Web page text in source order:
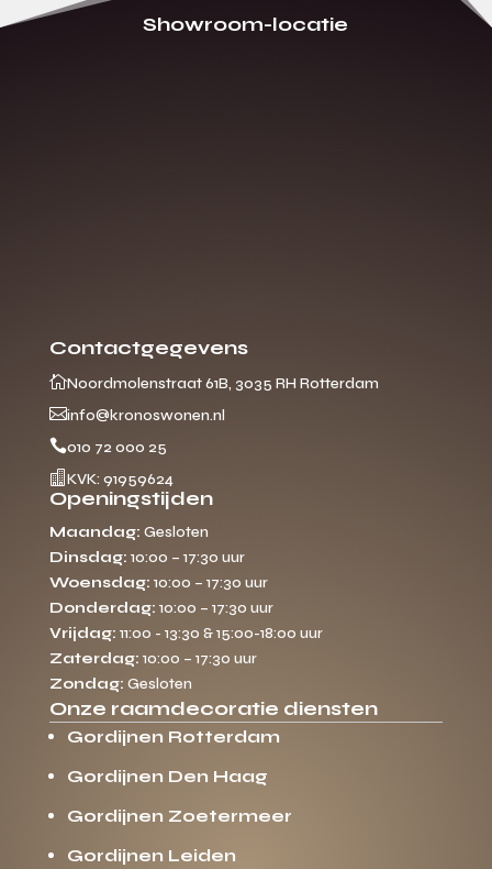
Showroom-locatie
Contactgegevens
Noordmolenstraat 61B, 3035 RH Rotterdam
info@kronoswonen.nl
010 72 000 25
 KVK: 91959624
Openingstijden
Maandag: Gesloten
Dinsdag: 10:00 – 17:30 uur
Woensdag: 10:00 – 17:30 uur
Donderdag: 10:00 – 17:30 uur
Vrijdag: 11:00 - 13:30 & 15:00-18:00 uur
Zaterdag: 10:00 – 17:30 uur
Zondag: Gesloten
Onze raamdecoratie diensten
Gordijnen Rotterdam
Gordijnen Den Haag
Gordijnen Zoetermeer
Gordijnen Leiden